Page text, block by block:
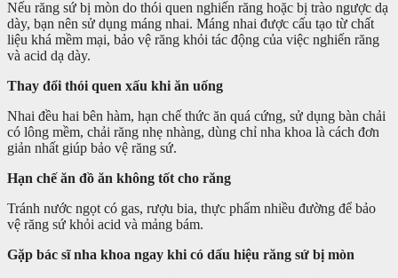
Nếu răng sứ bị mòn do thói quen nghiến răng hoặc bị trào ngược dạ
dày, bạn nên sử dụng máng nhai. Máng nhai được cấu tạo từ chất
liệu khá mềm mại, bảo vệ răng khỏi tác động của việc nghiến răng
và acid dạ dày.
Thay đổi thói quen xấu khi ăn uống
Nhai đều hai bên hàm, hạn chế thức ăn quá cứng, sử dụng bàn chải
có lông mềm, chải răng nhẹ nhàng, dùng chỉ nha khoa là cách đơn
giản nhất giúp bảo vệ răng sứ.
Hạn chế ăn đồ ăn không tốt cho răng
Tránh nước ngọt có gas, rượu bia, thực phẩm nhiều đường để bảo
vệ răng sứ khỏi acid và mảng bám.
Gặp bác sĩ nha khoa ngay khi có dấu hiệu răng sứ bị mòn